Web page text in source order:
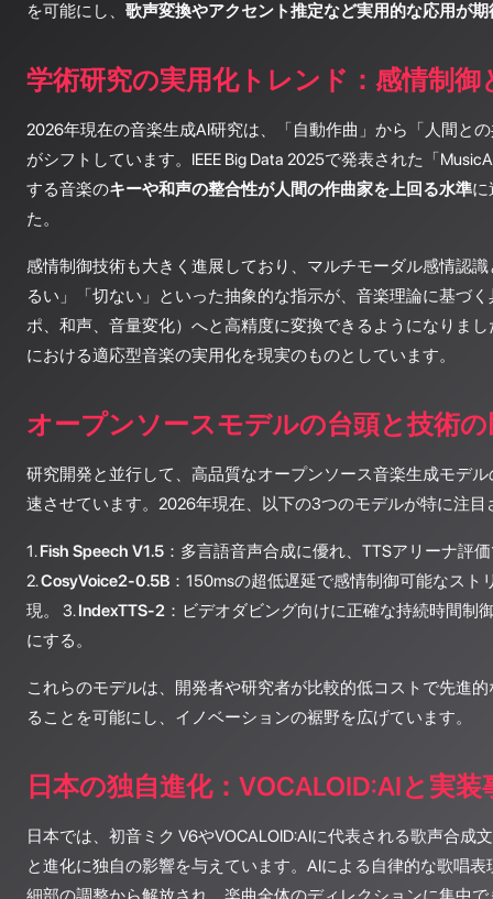
を可能にし、 歌声変換やアクセント推定など実用的な応用が期
学術研究の実用化トレンド：感情制御
2026年現在の音楽生成AI研究は、「自動作曲」から「人間と
がシフトしています。IEEE Big Data 2025で発表された「
する音楽のキーや和声の整合性が人間の作曲家を上回る水準に
た。
感情制御技術も大きく進展しており、マルチモーダル感情認
るい」「切ない」といった抽象的な指示が、音楽理論に基づ
ポ、和声、音量変化）へと高精度に変換できるようになりま
における適応型音楽の実用化を現実のものとしています。
オープンソースモデルの台頭と技術
研究開発と並行して、高品質なオープンソース音楽生成モデ
速させています。2026年現在、以下の3つのモデルが特に注目
1.Fish Speech V1.5 ：多言語音声合成に優れ、TTSアリーナ評
2.CosyVoice2-0.5B ：150msの超低遅延で感情制御可能なスト
現。 3.IndexTTS-2 ：ビデオダビング向けに正確な持続時間制
にする。
これらのモデルは、開発者や研究者が比較的低コストで先進
ることを可能にし、イノベーションの裾野を広げています。
日本の独自進化：VOCALOID:AIと実装
日本では、初音ミク V6やVOCALOID:AIに代表される歌声合成
と進化に独自の影響を与えています。AIによる自律的な歌唱